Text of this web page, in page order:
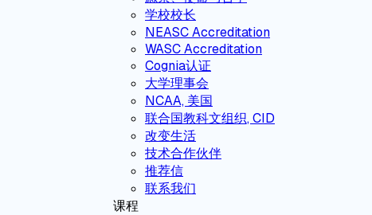
学校校长
NEASC Accreditation
WASC Accreditation
Cognia认证
大学理事会
NCAA, 美国
联合国教科文组织, CID
改变生活
技术合作伙伴
推荐信
联系我们
课程